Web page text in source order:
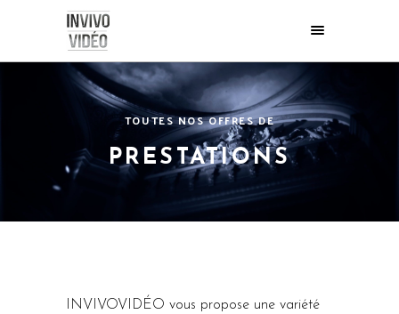
TOUTES NOS OFFRES DE
PRESTATIONS
INVIVOVIDÉO vous propose une variété